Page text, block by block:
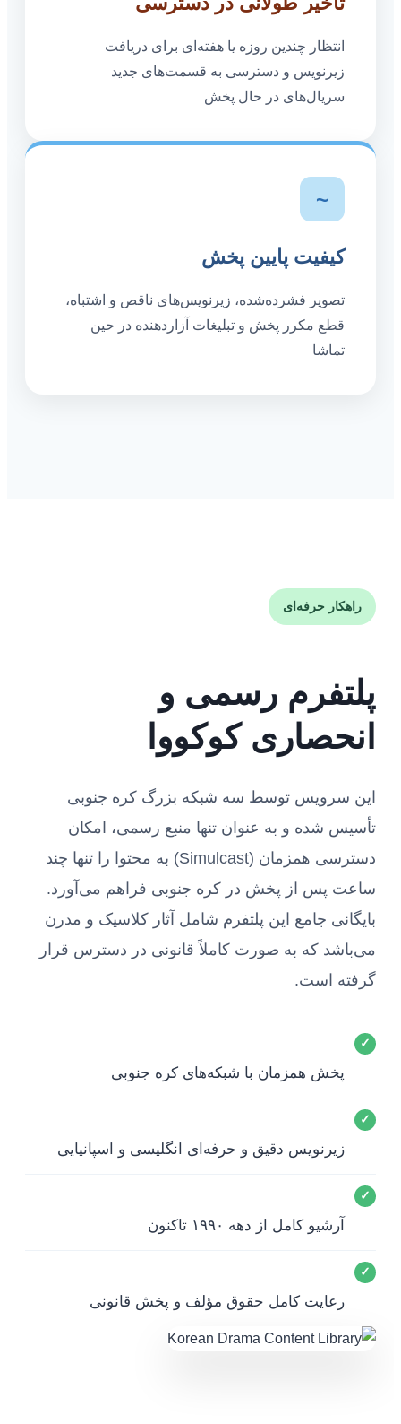
انتظار چندین روزه یا هفته‌ای برای دریافت
زیرنویس و دسترسی به قسمت‌های جدید
سریال‌های در حال پخش
~
کیفیت پایین پخش
تصویر فشرده‌شده، زیرنویس‌های ناقص و اشتباه،
قطع مکرر پخش و تبلیغات آزاردهنده در حین
تماشا
راهکار حرفه‌ای
پلتفرم رسمی و
انحصاری کوکووا
این سرویس توسط سه شبکه بزرگ کره جنوبی
تأسیس شده و به عنوان تنها منبع رسمی، امکان
دسترسی همزمان (Simulcast) به محتوا را تنها چند
ساعت پس از پخش در کره جنوبی فراهم می‌آورد.
بایگانی جامع این پلتفرم شامل آثار کلاسیک و مدرن
می‌باشد که به صورت کاملاً قانونی در دسترس قرار
گرفته است.
✓
پخش همزمان با شبکه‌های کره جنوبی
✓
زیرنویس دقیق و حرفه‌ای انگلیسی و اسپانیایی
✓
آرشیو کامل از دهه ۱۹۹۰ تاکنون
✓
رعایت کامل حقوق مؤلف و پخش قانونی